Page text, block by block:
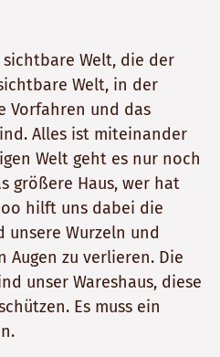
Welt, die der
Welt, in der
Vorfahren und das
Alles ist miteinander
Welt geht es nur noch
größere Haus, wer hat
hilft uns dabei die
unsere Wurzeln und
Augen zu verlieren. Die
unser Wareshaus, diese
Es muss ein